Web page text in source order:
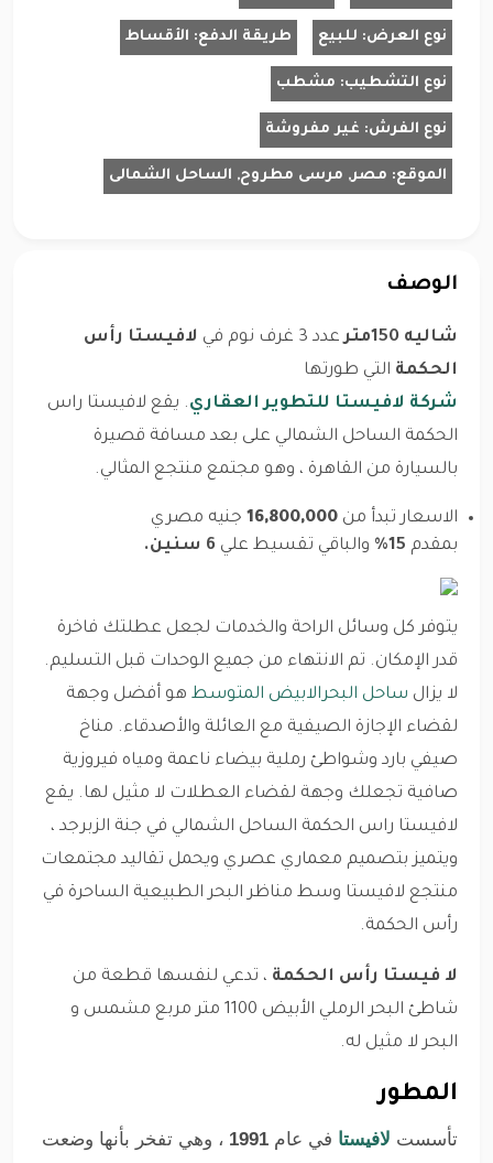
نوع العرض: للبيع طريقة الدفع: الأقساط
نوع التشطيب: مشطب
نوع الفرش: غير مفروشة
الموقع: مصر, مرسى مطروح, الساحل الشمالى
الوصف
شاليه 150متر عدد 3 غرف نوم في
لافيستا رأس
الحكمة التي طورتها
شركة لافيستا للتطوير العقاري. يقع لافيستا راس
الحكمة الساحل الشمالي على بعد مسافة قصيرة
بالسيارة من القاهرة ، وهو مجتمع منتجع المثالي.
الاسعار تبدأ من 16,800,000 جنيه مصري
بمقدم
والباقي تقسيط علي 6 سنين.
يتوفر كل وسائل الراحة والخدمات لجعل عطلتك فاخرة
قدر الإمكان. تم الانتهاء من جميع الوحدات قبل التسليم.
لا يزال ساحل البحرالابيض المتوسط هو أفضل وجهة
لقضاء الإجازة الصيفية مع العائلة والأصدقاء. مناخ
صيفي بارد وشواطئ رملية بيضاء ناعمة ومياه فيروزية
صافية تجعلك وجهة لقضاء العطلات لا مثيل لها. يقع
لافيستا راس الحكمة الساحل الشمالي في جنة الزبرجد ،
ويتميز بتصميم معماري عصري ويحمل تقاليد مجتمعات
منتجع لافيستا وسط مناظر البحر الطبيعية الساحرة في
رأس الحكمة.
لا فيستا رأس الحكمة ، تدعي لنفسها قطعة من
شاطئ البحر الرملي الأبيض 1100 متر مربع مشمس و
البحر لا مثيل له.
المطور
تأسست لافيستا في عام 1991 ، وهي تفخر بأنها وضعت